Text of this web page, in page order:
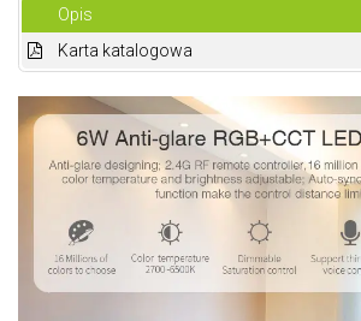
Opis
Karta katalogowa